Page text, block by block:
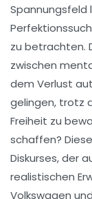
Spannungsfeld
zu betrachten.
zwischen
dem Verlust
gelingen, trotz
Freiheit zu
schaffen?
Diskurses, der
realistischen
Volkswagen